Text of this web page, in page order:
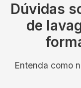
Dúvidas
de
Entenda como